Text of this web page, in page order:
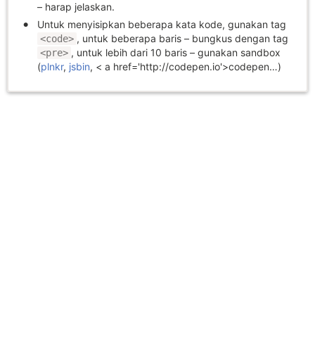
– harap jelaskan.
Untuk menyisipkan beberapa kata kode, gunakan tag
<code> , untuk beberapa baris – bungkus dengan tag
<pre> , untuk lebih dari 10 baris – gunakan sandbox
(plnkr, jsbin, < a href='http://codepen.io'>codepen…)